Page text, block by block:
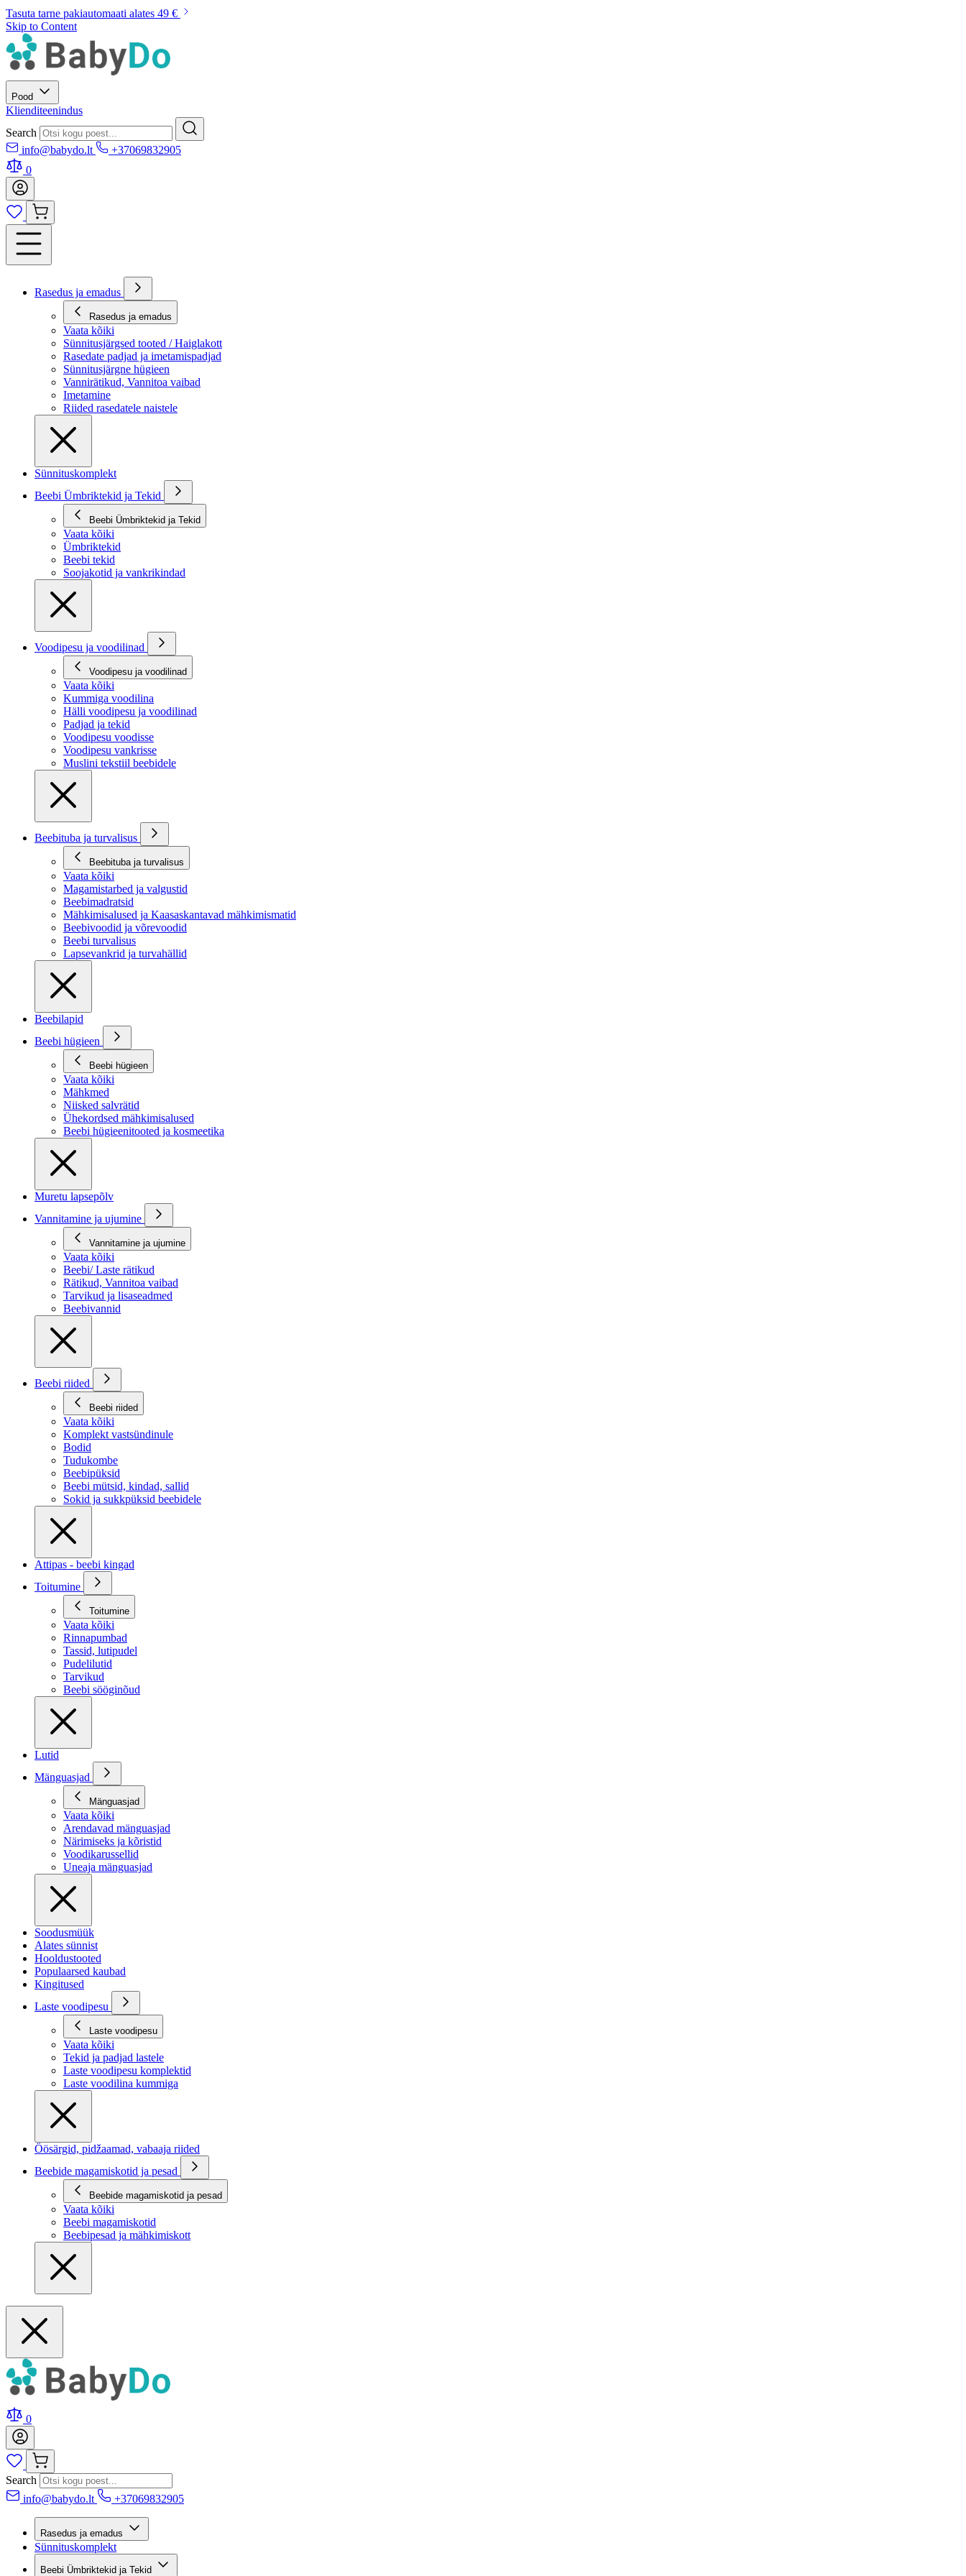
Tasuta tarne pakiautomaati alates 49 €
Skip to Content
Pood
Klienditeenindus
Search
info@babydo.lt
+37069832905
0
Rasedus ja emadus
Rasedus ja emadus
Vaata kõiki
Sünnitusjärgsed tooted / Haiglakott
Rasedate padjad ja imetamispadjad
Sünnitusjärgne hügieen
Vannirätikud, Vannitoa vaibad
Imetamine
Riided rasedatele naistele
Sünnituskomplekt
Beebi Ümbriktekid ja Tekid
Beebi Ümbriktekid ja Tekid
Vaata kõiki
Ümbriktekid
Beebi tekid
Soojakotid ja vankrikindad
Voodipesu ja voodilinad
Voodipesu ja voodilinad
Vaata kõiki
Kummiga voodilina
Hälli voodipesu ja voodilinad
Padjad ja tekid
Voodipesu voodisse
Voodipesu vankrisse
Muslini tekstiil beebidele
Beebituba ja turvalisus
Beebituba ja turvalisus
Vaata kõiki
Magamistarbed ja valgustid
Beebimadratsid
Mähkimisalused ja Kaasaskantavad mähkimismatid
Beebivoodid ja võrevoodid
Beebi turvalisus
Lapsevankrid ja turvahällid
Beebilapid
Beebi hügieen
Beebi hügieen
Vaata kõiki
Mähkmed
Niisked salvrätid
Ühekordsed mähkimisalused
Beebi hügieenitooted ja kosmeetika
Muretu lapsepõlv
Vannitamine ja ujumine
Vannitamine ja ujumine
Vaata kõiki
Beebi/ Laste rätikud
Rätikud, Vannitoa vaibad
Tarvikud ja lisaseadmed
Beebivannid
Beebi riided
Beebi riided
Vaata kõiki
Komplekt vastsündinule
Bodid
Tudukombe
Beebipüksid
Beebi mütsid, kindad, sallid
Sokid ja sukkpüksid beebidele
Attipas - beebi kingad
Toitumine
Toitumine
Vaata kõiki
Rinnapumbad
Tassid, lutipudel
Pudelilutid
Tarvikud
Beebi sööginõud
Lutid
Mänguasjad
Mänguasjad
Vaata kõiki
Arendavad mänguasjad
Närimiseks ja kõristid
Voodikarussellid
Uneaja mänguasjad
Soodusmüük
Alates sünnist
Hooldustooted
Populaarsed kaubad
Kingitused
Laste voodipesu
Laste voodipesu
Vaata kõiki
Tekid ja padjad lastele
Laste voodipesu komplektid
Laste voodilina kummiga
Öösärgid, pidžaamad, vabaaja riided
Beebide magamiskotid ja pesad
Beebide magamiskotid ja pesad
Vaata kõiki
Beebi magamiskotid
Beebipesad ja mähkimiskott
0
Search
info@babydo.lt
+37069832905
Rasedus ja emadus
Sünnituskomplekt
Beebi Ümbriktekid ja Tekid